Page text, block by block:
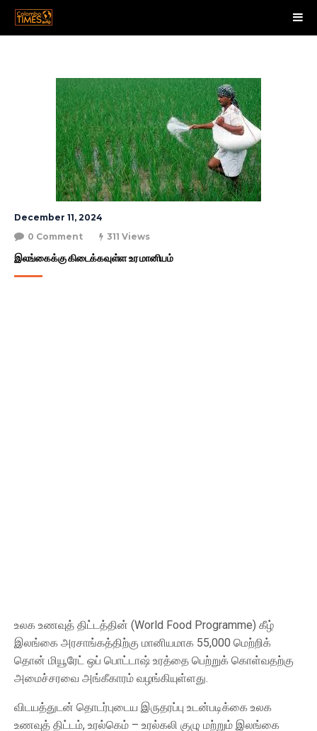
December 11, 2024
0 Comment
311 Views
இலங்கைக்கு கிடைக்கவுள்ள உர மானியம்
உலக உணவுத் திட்டத்தின் (World Food Programme) கீழ்
இலங்கை அரசாங்கத்திற்கு மானியமாக 55,000 மெற்றிக்
தொன் மியூரேட் ஒப் பொட்டாஷ் உரத்தை பெற்றுக் கொள்வதற்கு
அமைச்சரவை அங்கீகாரம் வழங்கியுள்ளது.
விடயத்துடன் தொடர்புடைய இருதரப்பு உடன்படிக்கை உலக
உணவுத் திட்டம், உரல்கெம் – உரல்கலி குழு மற்றும் இலங்கை